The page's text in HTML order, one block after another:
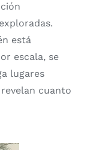
está
escala, se
lugares
cuanto